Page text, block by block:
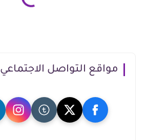
مواقع التواصل الاجتماعي